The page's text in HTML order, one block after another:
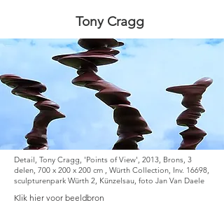
Tony Cragg
Detail, Tony Cragg, 'Points of View', 2013, Brons, 3
delen, 700 x 200 x 200 cm , Würth Collection, Inv. 16698,
sculpturenpark Würth 2, Künzelsau, foto Jan Van Daele
Klik hier voor beeldbron